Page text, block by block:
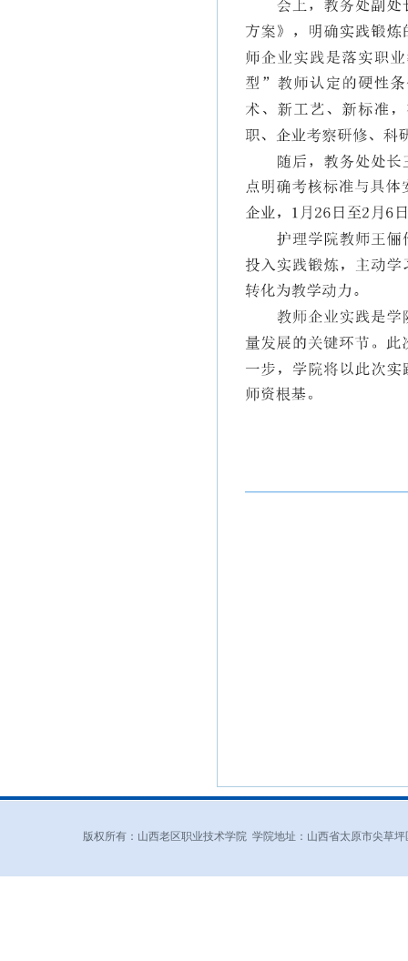
版权所有：山西老区职业技术学院 学院地址：山西省太原市尖草